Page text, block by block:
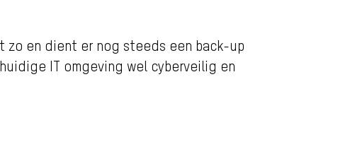
zo en dient er nog steeds een back-up
IT omgeving wel cyberveilig en